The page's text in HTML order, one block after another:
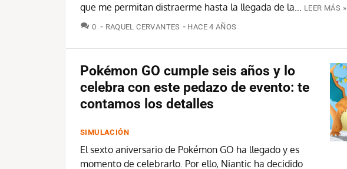
que me permitan distraerme hasta la llegada de la...
LEER MÁS »
0 COMENTARIOS
RAQUEL CERVANTES HACE 4 AÑOS
Pokémon GO cumple seis años y lo
celebra con este pedazo de evento: te
contamos los detalles
SIMULACIÓN
El sexto aniversario de Pokémon GO ha llegado y es
momento de celebrarlo. Por ello, Niantic ha decidido